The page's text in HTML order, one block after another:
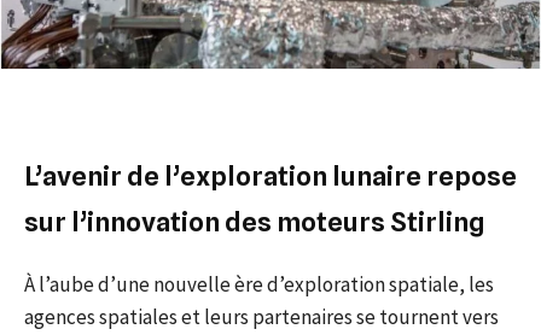
L’avenir de l’exploration lunaire repose
sur l’innovation des moteurs Stirling
À l’aube d’une nouvelle ère d’exploration spatiale, les
agences spatiales et leurs partenaires se tournent vers